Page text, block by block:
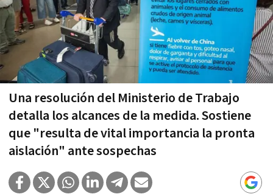
Una resolución del Ministerio de Trabajo
detalla los alcances de la medida. Sostiene
que "resulta de vital importancia la pronta
aislación" ante sospechas